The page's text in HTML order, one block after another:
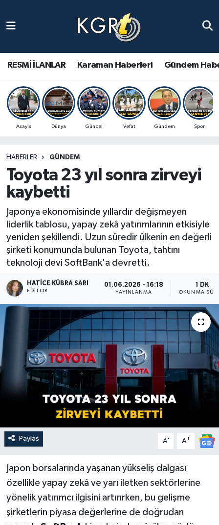
RESMİ İLANLAR Karaman Haberleri Gündem
Asayiş Dünya Güncel Vefat Gündem Spor
HABERLER GÜNDEM
Toyota 23 yıl sonra zirveyi
kaybetti
Japonya ekonomisinde yıllardır değişmeyen
liderlik tablosu, yapay zekâ yatırımlarının etkisiyle
yeniden şekillendi. Uzun süredir ülkenin en değerli
şirketi konumunda bulunan Toyota, tahtını
teknoloji devi SoftBank'a devretti.
HATICE KÜBRA SARI
EDITÖR
01.06.2026 - 16:18
YAYINLANMA
1 DK
OKUNMA
Paylaş A- A+
Japon borsalarında yaşanan yükseliş dalgası
özellikle yapay zekâ ve yarı iletken sektörlerine
yönelik yatırımcı ilgisini artırırken, bu gelişme
şirketlerin piyasa değerlerine de doğrudan
Gündem Haberleri
Güncel Haberler
Spor Haberleri
Ulusal Haberler
Vefat Edenler